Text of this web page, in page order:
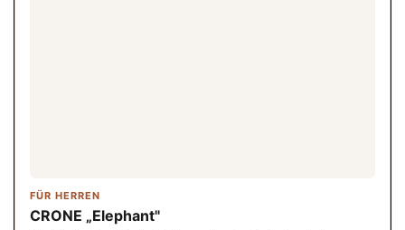
FÜR HERREN
CRONE „Elephant"